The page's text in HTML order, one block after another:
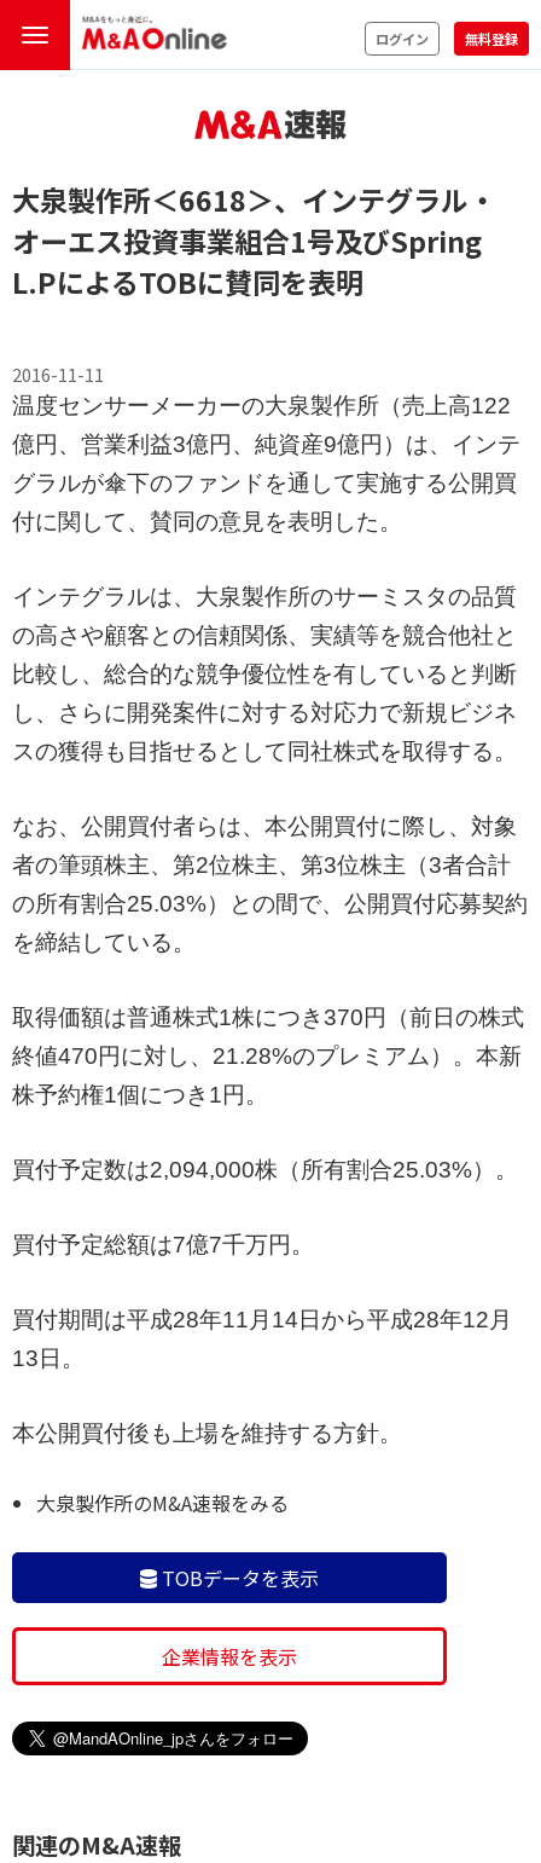
ログイン 無料登録
大泉製作所＜6618＞、インテグラル・
オーエス投資事業組合1号及びSpring
L.PによるTOBに賛同を表明
2016-11-11
温度センサーメーカーの大泉製作所（売上高122
億円、営業利益3億円、純資産9億円）は、インテ
グラルが傘下のファンドを通して実施する公開買
付に関して、賛同の意見を表明した。
インテグラルは、大泉製作所のサーミスタの品質
の高さや顧客との信頼関係、実績等を競合他社と
比較し、総合的な競争優位性を有していると判断
し、さらに開発案件に対する対応力で新規ビジネ
スの獲得も目指せるとして同社株式を取得する。
なお、公開買付者らは、本公開買付に際し、対象
者の筆頭株主、第2位株主、第3位株主（3者合計
の所有割合25.03%）との間で、公開買付応募契約
を締結している。
取得価額は普通株式1株につき370円（前日の株式
終値470円に対し、21.28%のプレミアム）。本新
株予約権1個につき1円。
買付予定数は2,094,000株（所有割合25.03%）。
買付予定総額は7億7千万円。
買付期間は平成28年11月14日から平成28年12月
13日。
本公開買付後も上場を維持する方針。
大泉製作所のM&A速報をみる
TOBデータを表示
企業情報を表示
関連のM&A速報